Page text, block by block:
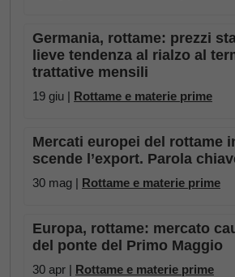
Germania, rottame: prezzi
lieve tendenza al rialzo al
trattative mensili
19 giu | Rottame e materie prime
Mercati europei del rottame
scende l’export. Parola
30 mag | Rottame e materie prime
Europa, rottame: mercato
del ponte del Primo Maggio
30 apr | Rottame e materie prime